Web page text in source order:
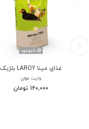
ناموجود
غذای مینا LAROY بلژیک
وایت مولن
120,000 تومان